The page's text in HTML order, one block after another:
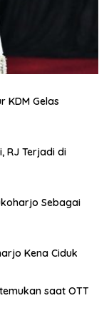
KDM Gelas
RJ Terjadi di
Sebagai
Kena Ciduk
saat OTT